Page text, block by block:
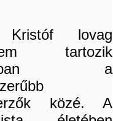
Kristóf lovag
tartozik
a
közé. A